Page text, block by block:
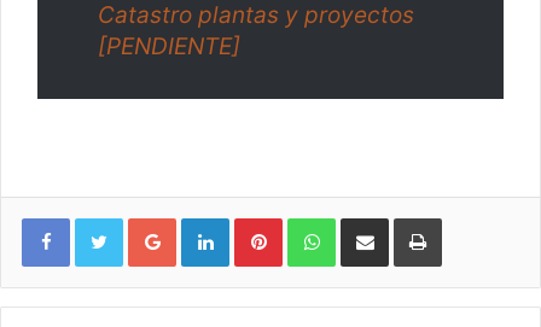
Catastro plantas y proyectos
[PENDIENTE]
Google+ LinkedIn Pinterest WhatsApp